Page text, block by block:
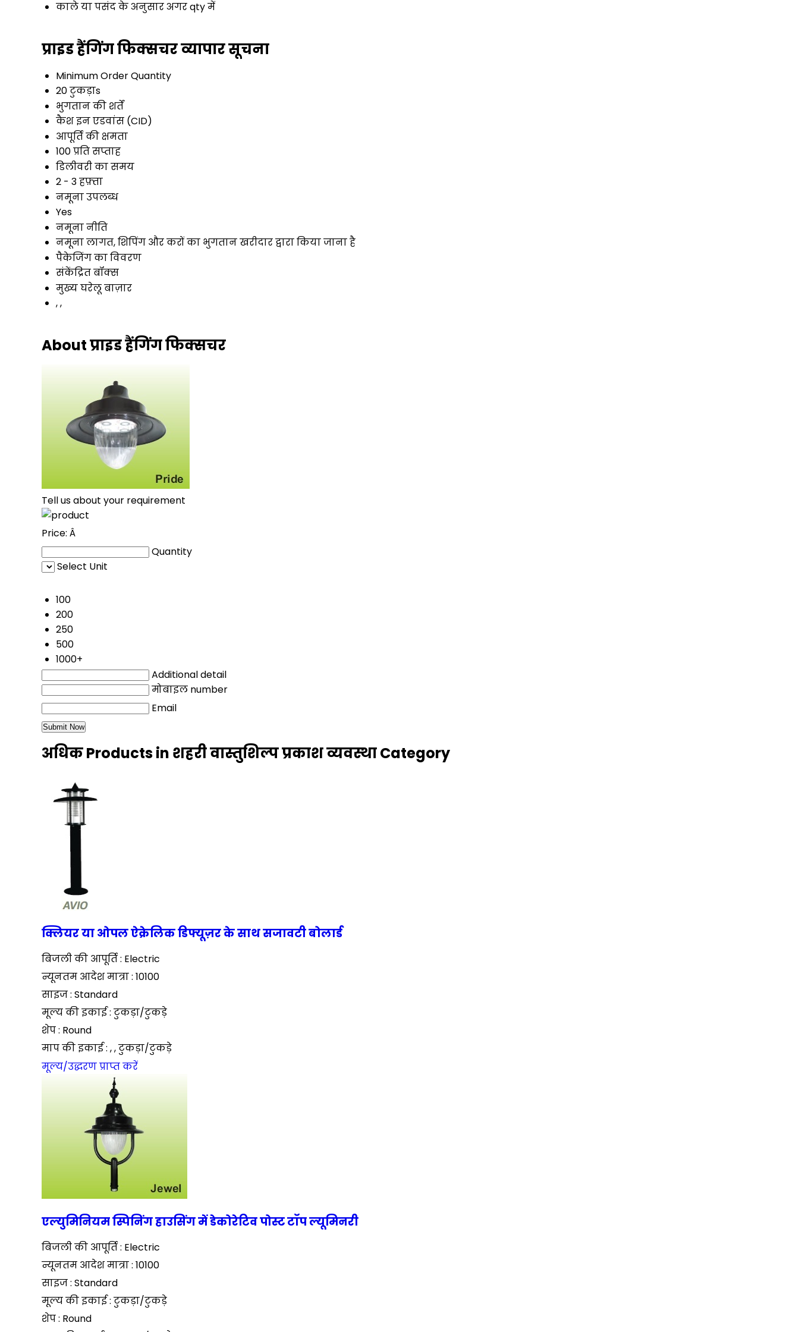
काले या पसंद के अनुसार अगर qty में
प्राइड हैंगिंग फिक्सचर व्यापार सूचना
Minimum Order Quantity
20 टुकड़ाs
भुगतान की शर्तें
कैश इन एडवांस (CID)
आपूर्ति की क्षमता
100 प्रति सप्ताह
डिलीवरी का समय
2 - 3 हफ़्ता
नमूना उपलब्ध
Yes
नमूना नीति
नमूना लागत, शिपिंग और करों का भुगतान खरीदार द्वारा किया जाना है
पैकेजिंग का विवरण
संकेंद्रित बॉक्स
मुख्य घरेलू बाज़ार
, ,
About प्राइड हैंगिंग फिक्सचर
Tell us about your requirement
Price: Â
Quantity
Select Unit
100
200
250
500
1000+
Additional detail
मोबाइल number
Email
अधिक Products in शहरी वास्तुशिल्प प्रकाश व्यवस्था Category
क्लियर या ओपल ऐक्रेलिक डिफ्यूज़र के साथ सजावटी बोलार्ड
बिजली की आपूर्ति : Electric
न्यूनतम आदेश मात्रा : 10100
साइज : Standard
मूल्य की इकाई : टुकड़ा/टुकड़े
शेप : Round
माप की इकाई : , , टुकड़ा/टुकड़े
मूल्य/उद्धरण प्राप्त करें
एल्युमिनियम स्पिनिंग हाउसिंग में डेकोरेटिव पोस्ट टॉप ल्यूमिनरी
बिजली की आपूर्ति : Electric
न्यूनतम आदेश मात्रा : 10100
साइज : Standard
मूल्य की इकाई : टुकड़ा/टुकड़े
शेप : Round